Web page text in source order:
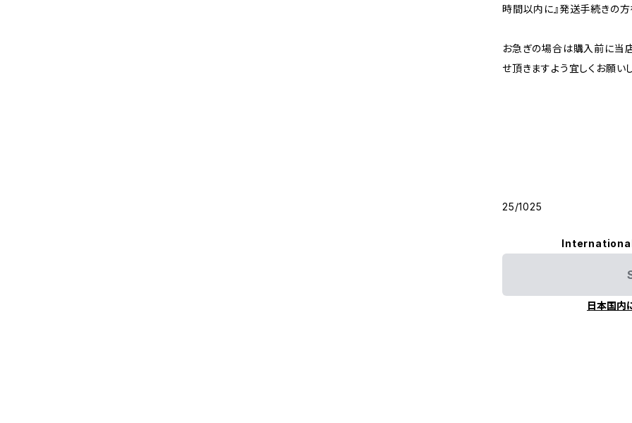
時間以内に』発送手続きの方
お急ぎの場合は購入前に当
せ頂きますよう宜しくお願いし
25/1025
日本国内